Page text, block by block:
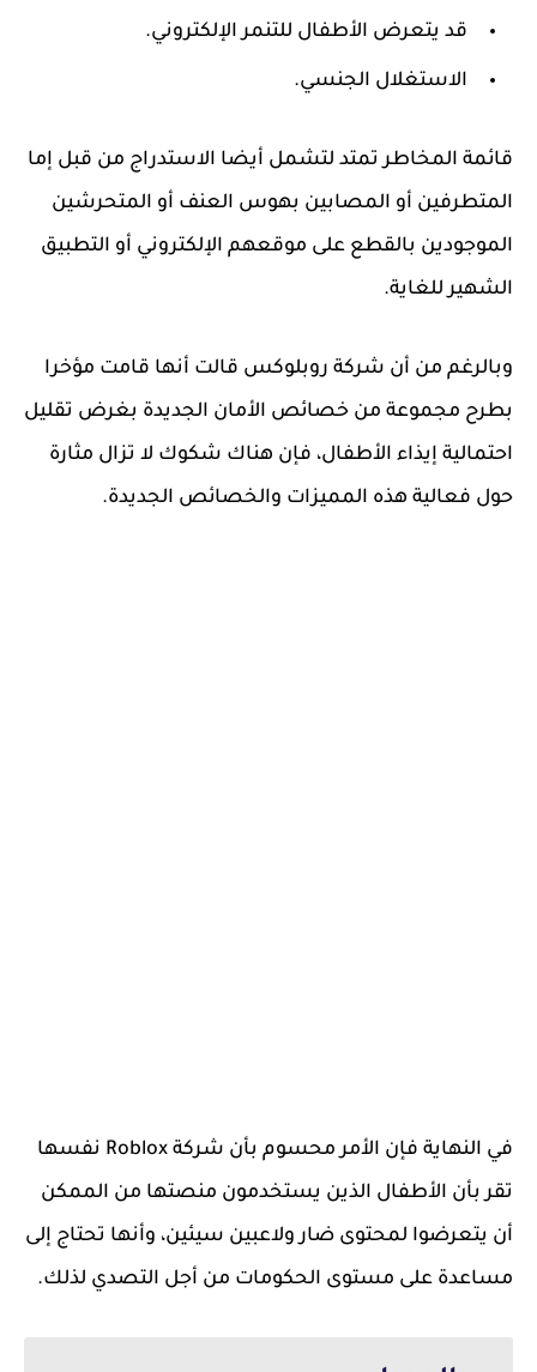
قد يتعرض الأطفال للتنمر الإلكتروني.
الاستغلال الجنسي.
قائمة المخاطر تمتد لتشمل أيضا الاستدراج من قبل إما
المتطرفين أو المصابين بهوس العنف أو المتحرشين
الموجودين بالقطع على موقعهم الإلكتروني أو التطبيق
الشهير للغاية.
وبالرغم من أن شركة روبلوكس قالت أنها قامت مؤخرا
بطرح مجموعة من خصائص الأمان الجديدة بغرض تقليل
احتمالية إيذاء الأطفال، فإن هناك شكوك لا تزال مثارة
حول فعالية هذه المميزات والخصائص الجديدة.
في النهاية فإن الأمر محسوم بأن شركة Roblox نفسها
تقر بأن الأطفال الذين يستخدمون منصتها من الممكن
أن يتعرضوا لمحتوى ضار ولاعبين سيئين، وأنها تحتاج إلى
مساعدة على مستوى الحكومات من أجل التصدي لذلك.